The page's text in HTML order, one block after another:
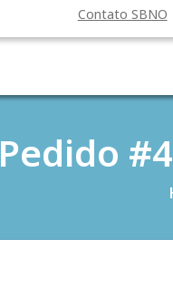
Contato SBNO
Pedido